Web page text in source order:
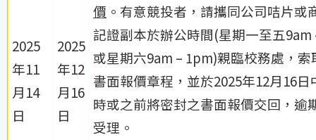
2025
年11
月14
日
2025
年12
月16
日
價 。有意競投者，請攜同公司咭片或
記證副本於辦公時間(星期一至五9am
或星期六9am – 1pm)親臨校務處，索
書面報價章程，並於2025年12月16日
時或之前將密封之書面報價交回，逾
受理。